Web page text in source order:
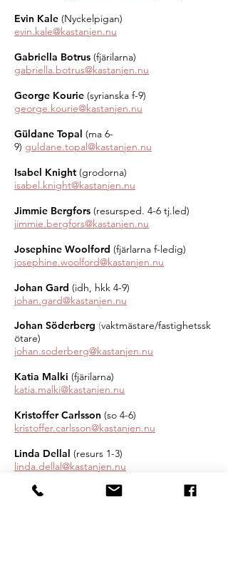
Evin Kale (Nyckelpigan)
evin.kale@kastanjen.nu
Gabriella Botrus (fjärilarna)
gabriella.botrus@kastanjen.nu
George Kourie (syrianska f-9)
george.kourie@kastanjen.nu
Güldane Topal (ma 6-
9) guldane.topal@kastanjen.nu
Isabel Knight (grodorna)
isabel.knight@kastanjen.nu
Jimmie Bergfors (resursped. 4-6 tj.led)
jimmie.bergfors@kastanjen.nu
Josephine Woolford (fjärlarna f-ledig)
josephine.woolford@kastanjen.nu
Johan Gard (idh, hkk 4-9)
johan.gard@kastanjen.nu
Johan Söderberg (vaktmästare/fastighetssk
ötare)
johan.soderberg@kastanjen.nu
Katia Malki (fjärilarna)
katia.malki@kastanjen.nu
Kristoffer Carlsson (so 4-6)
kristoffer.carlsson@kastanjen.nu
Linda Dellal (resurs 1-3)
linda.dellal@kastanjen.nu
Linda Hawsho
(nyckelpigorna)